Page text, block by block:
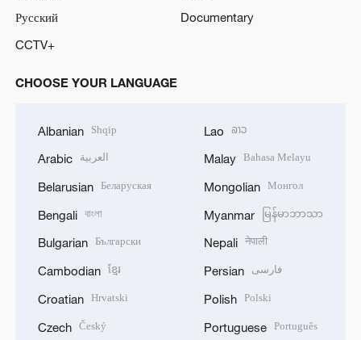
Русский
Documentary
CCTV+
CHOOSE YOUR LANGUAGE
Albanian Shqip
Arabic العربية
Belarusian Беларуская
Bengali বাংলা
Bulgarian Български
Cambodian ខ្មែរ
Croatian Hrvatski
Czech Český
Lao ລາວ
Malay Bahasa Melayu
Mongolian Монгол
Myanmar မြန်မာဘာသာ
Nepali नेपाली
Persian فارسی
Polish Polski
Portuguese Português